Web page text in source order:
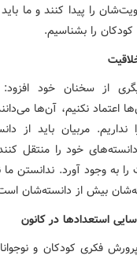
را پیدا کنند و ما
را بشناسیم.
از سخنان خود افزود:
اعتماد نکنیم، آن‌ها
مربیان باید از
خود را منتقل
به وجود آورد. ندانستن
بیش از دانسته‌شان
استعدادها در کانون
فکری کودکان و